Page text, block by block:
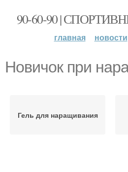
90-60-90 |
главная новости
Новичок при
Гель для наращивания